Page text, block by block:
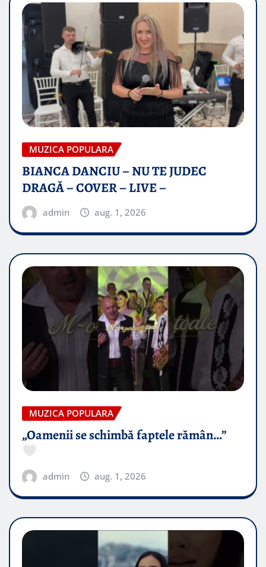
MUZICA POPULARA
BIANCA DANCIU – NU TE JUDEC
DRAGĂ – COVER – LIVE –
admin aug. 1, 2026
MUZICA POPULARA
„Oamenii se schimbă faptele rămân…”
admin aug. 1, 2026